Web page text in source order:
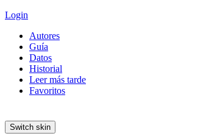
Login
Autores
Guía
Datos
Historial
Leer más tarde
Favoritos
Switch skin